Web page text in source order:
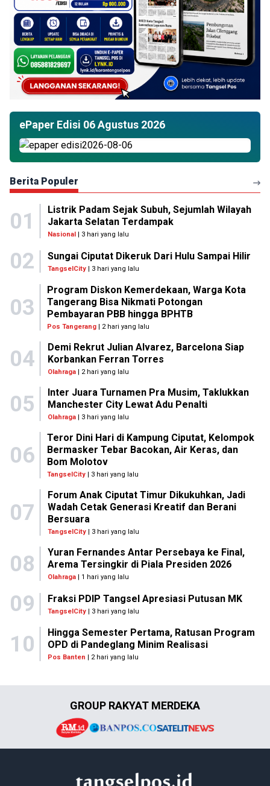
ePaper Edisi 06 Agustus 2026
Berita Populer
01
Listrik Padam Sejak Subuh, Sejumlah Wilayah
Jakarta Selatan Terdampak
Nasional| 3 hari yang lalu
02 Sungai Ciputat Dikeruk Dari Hulu Sampai Hilir
TangselCity | 3 hari yang lalu
03
Program Diskon Kemerdekaan, Warga Kota
Tangerang Bisa Nikmati Potongan
Pembayaran PBB hingga BPHTB
Pos Tangerang | 2 hari yang lalu
04
Demi Rekrut Julian Alvarez, Barcelona Siap
Korbankan Ferran Torres
Olahraga| 2 hari yang lalu
05
Inter Juara Turnamen Pra Musim, Taklukkan
Manchester City Lewat Adu Penalti
Olahraga| 3 hari yang lalu
06
Teror Dini Hari di Kampung Ciputat, Kelompok
Bermasker Tebar Bacokan, Air Keras, dan
Bom Molotov
TangselCity | 3 hari yang lalu
07
Forum Anak Ciputat Timur Dikukuhkan, Jadi
Wadah Cetak Generasi Kreatif dan Berani
Bersuara
TangselCity| 3 hari yang lalu
08
Yuran Fernandes Antar Persebaya ke Final,
Arema Tersingkir di Piala Presiden 2026
Olahraga| 1 hari yang lalu
09 Fraksi PDIP Tangsel Apresiasi Putusan MK
TangselCity | 3 hari yang lalu
10
Hingga Semester Pertama, Ratusan Program
OPD di Pandeglang Minim Realisasi
Pos Banten | 2 hari yang lalu
GROUP RAKYAT MERDEKA